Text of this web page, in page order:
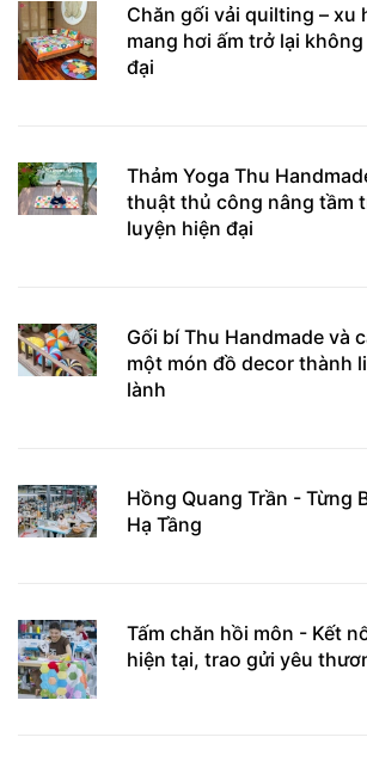
Chăn gối vải quilting – xu
mang hơi ấm trở lại
đại
Thảm Yoga Thu
thuật thủ công nâng tầm
luyện hiện đại
Gối bí Thu Handmade và
một món đồ decor thành
lành
Hồng Quang Trần - Từng
Hạ Tầng
Tấm chăn hồi môn - Kết
hiện tại, trao gửi yêu